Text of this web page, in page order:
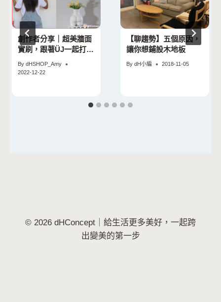
創作者分享｜超美牆面
實刷，跟著ÜJ一起打造
質感牆面！
By dHSHOP_Amy
2022-12-22
【聊趨勢】五個原因，
讓你想鋪設木地板
By dH小編 2018-11-05
© 2026 dHConcept｜給生活更多美好，一起跨
出變美的第一步